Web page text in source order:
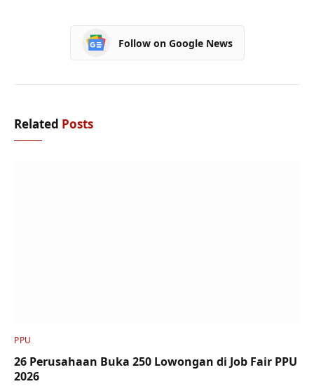
Follow on Google News
Related Posts
PPU
26 Perusahaan Buka 250 Lowongan di Job Fair PPU
2026